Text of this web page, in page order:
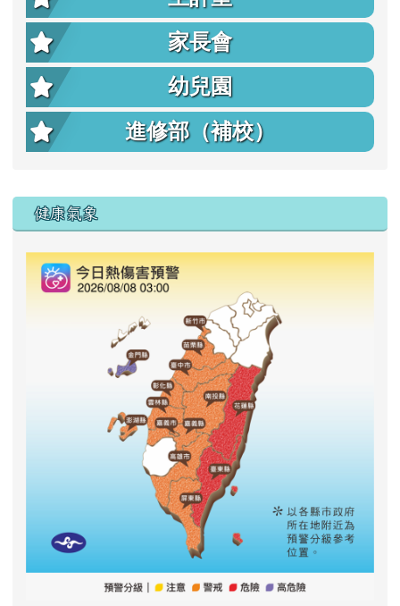
家長會
幼兒園
進修部（補校）
右邊區域內容
健康氣象